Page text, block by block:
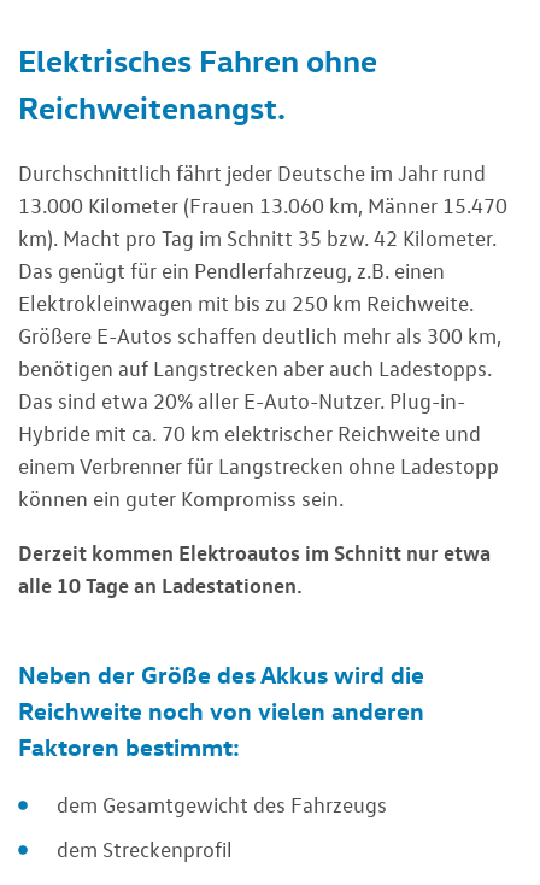
Elektrisches Fahren ohne
Reichweitenangst.
Durchschnittlich fährt jeder Deutsche im Jahr rund
13.000 Kilometer (Frauen 13.060 km, Männer 15.470
km). Macht pro Tag im Schnitt 35 bzw. 42 Kilometer.
Das genügt für ein Pendlerfahrzeug, z.B. einen
Elektrokleinwagen mit bis zu 250 km Reichweite.
Größere E-Autos schaffen deutlich mehr als 300 km,
benötigen auf Langstrecken aber auch Ladestopps.
Das sind etwa 20% aller E-Auto-Nutzer. Plug-in-
Hybride mit ca. 70 km elektrischer Reichweite und
einem Verbrenner für Langstrecken ohne Ladestopp
können ein guter Kompromiss sein.
Derzeit kommen Elektroautos im Schnitt nur etwa
alle 10 Tage an Ladestationen.
Neben der Größe des Akkus wird die
Reichweite noch von vielen anderen
Faktoren bestimmt:
dem Gesamtgewicht des Fahrzeugs
dem Streckenprofil